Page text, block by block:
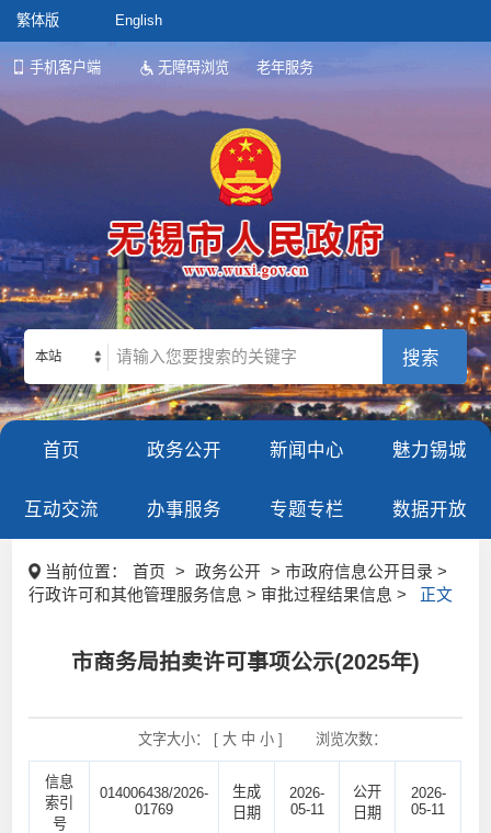
繁体版 English
手机客户端 无障碍浏览 老年服务
本站
首页 政务公开 新闻中心 魅力锡城
互动交流 办事服务 专题专栏 数据开放
当前位置： 首页 > 政务公开
> 市政府信息公开目录 >
行政许可和其他管理服务信息 > 审批过程结果信息 >
正文
市商务局拍卖许可事项公示(2025年)
文字大小： [ 大 中 小] 浏览次数：
信息
索引
号
014006438/2026-
01769
生成
日期
2026-
05-11
公开
日期
2026-
05-11